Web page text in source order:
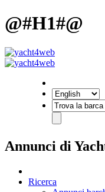
@#H1#@
Annunci di
Ricerca